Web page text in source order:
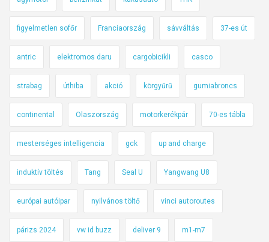
figyelmetlen sofőr Franciaország sávváltás 37-es út
antric elektromos daru cargobicikli casco
strabag úthiba akció körgyűrű gumiabroncs
continental Olaszország motorkerékpár 70-es tábla
mesterséges intelligencia gck up and charge
induktív töltés Tang Seal U Yangwang U8
európai autóipar nyilvános töltő vinci autoroutes
párizs 2024 vw id buzz deliver 9 m1-m7